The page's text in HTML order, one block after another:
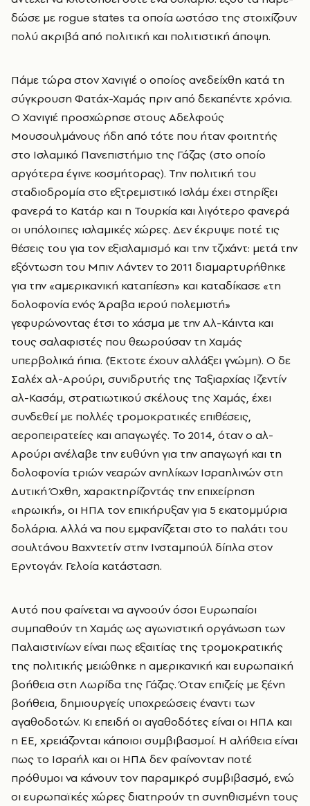
δώσε με rogue states τα οποία ωστόσο της στοιχίζουν
πολύ ακριβά από πολιτική και πολιτιστική άποψη.
Πάμε τώρα στον Χανιγιέ ο οποίος ανεδείχθη κατά τη
σύγκρουση Φατάχ-Χαμάς πριν από δεκαπέντε χρόνια.
Ο Χανιγιέ προσχώρησε στους Αδελφούς
Μουσουλμάνους ήδη από τότε που ήταν φοιτητής
στο Ισλαμικό Πανεπιστήμιο της Γάζας (στο οποίο
αργότερα έγινε κοσμήτορας). Την πολιτική του
σταδιοδρομία στο εξτρεμιστικό Ισλάμ έχει στηρίξει
φανερά το Κατάρ και η Τουρκία και λιγότερο φανερά
οι υπόλοιπες ισλαμικές χώρες. Δεν έκρυψε ποτέ τις
θέσεις του για τον εξισλαμισμό και την τζιχάντ: μετά την
εξόντωση του Μπιν Λάντεν το 2011 διαμαρτυρήθηκε
για την «αμερικανική καταπίεση» και καταδίκασε «τη
δολοφονία ενός Άραβα ιερού πολεμιστή»
γεφυρώνοντας έτσι το χάσμα με την Αλ-Κάιντα και
τους σαλαφιστές που θεωρούσαν τη Χαμάς
υπερβολικά ήπια. (Έκτοτε έχουν αλλάξει γνώμη). Ο δε
Σαλέχ αλ-Αρούρι, συνιδρυτής της Ταξιαρχίας Ιζεντίν
αλ-Κασάμ, στρατιωτικού σκέλους της Χαμάς, έχει
συνδεθεί με πολλές τρομοκρατικές επιθέσεις,
αεροπειρατείες και απαγωγές. Το 2014, όταν ο αλ-
Αρούρι ανέλαβε την ευθύνη για την απαγωγή και τη
δολοφονία τριών νεαρών ανηλίκων Ισραηλινών στη
Δυτική Όχθη, χαρακτηρίζοντάς την επιχείρηση
«ηρωική», οι ΗΠΑ τον επικήρυξαν για 5 εκατομμύρια
δολάρια. Αλλά να που εμφανίζεται στο το παλάτι του
σουλτάνου Βαχντετίν στην Ινσταμπούλ δίπλα στον
Ερντογάν. Γελοία κατάσταση.
Αυτό που φαίνεται να αγνοούν όσοι Ευρωπαίοι
συμπαθούν τη Χαμάς ως αγωνιστική οργάνωση των
Παλαιστινίων είναι πως εξαιτίας της τρομοκρατικής
της πολιτικής μειώθηκε η αμερικανική και ευρωπαϊκή
βοήθεια στη Λωρίδα της Γάζας. Όταν επιζείς με ξένη
βοήθεια, δημιουργείς υποχρεώσεις έναντι των
αγαθοδοτών. Κι επειδή οι αγαθοδότες είναι οι ΗΠΑ και
η ΕΕ, χρειάζονται κάποιοι συμβιβασμοί. Η αλήθεια είναι
πως το Ισραήλ και οι ΗΠΑ δεν φαίνονταν ποτέ
πρόθυμοι να κάνουν τον παραμικρό συμβιβασμό, ενώ
οι ευρωπαϊκές χώρες διατηρούν τη συνηθισμένη τους